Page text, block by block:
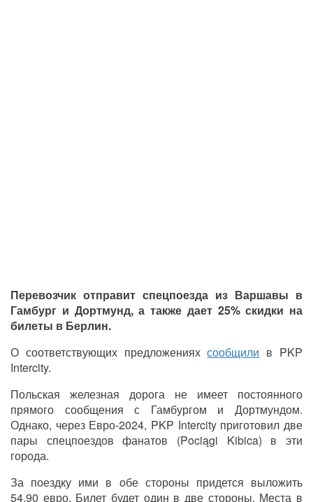
Перевозчик отправит спецпоезда из Варшавы в
Гамбург и Дортмунд, а также дает 25% скидки на
билеты в Берлин.
О соответствующих предложенияхсообщили в PKP
Intercity.
Польская железная дорога не имеет постоянного
прямого сообщения с Гамбургом и Дортмундом.
Однако, через Евро-2024, PKP Intercityприготовил две
пары спецпоездов фанатов (Pociągi Kibica) в эти
города.
За поездку ими в обе стороны придется выложить
54,90 евро. Билет будет один в две стороны. Места в